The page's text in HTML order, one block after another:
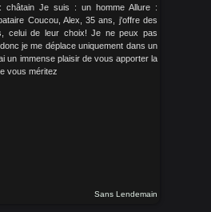
châtain Je suis : un homme Allure :
Coucou, Alex, 35 ans, j'offre des
celui de leur choix! Je ne peux pas
je me déplace uniquement dans un
un immense plaisir de vous apporter la
vous méritez
Sans Lendemain